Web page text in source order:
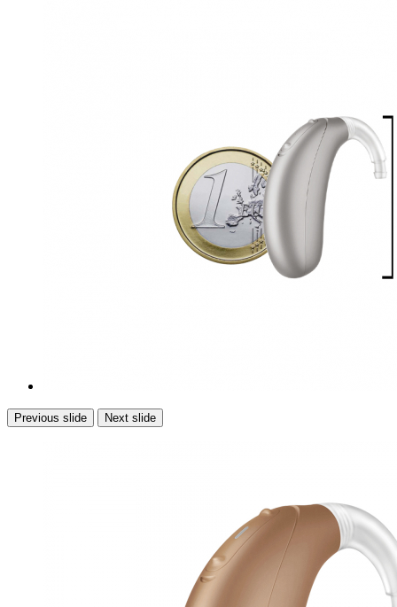
Previous slide Next slide